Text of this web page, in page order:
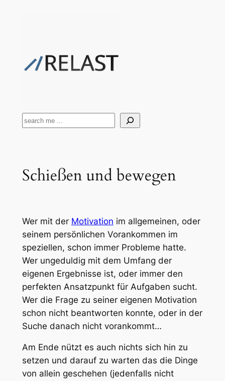
Suchen
Schießen und bewegen
Wer mit der Motivation im allgemeinen, oder
seinem persönlichen Vorankommen im
speziellen, schon immer Probleme hatte.
Wer ungeduldig mit dem Umfang der
eigenen Ergebnisse ist, oder immer den
perfekten Ansatzpunkt für Aufgaben sucht.
Wer die Frage zu seiner eigenen Motivation
schon nicht beantworten konnte, oder in der
Suche danach nicht vorankommt…
Am Ende nützt es auch nichts sich hin zu
setzen und darauf zu warten das die Dinge
von allein geschehen (jedenfalls nicht